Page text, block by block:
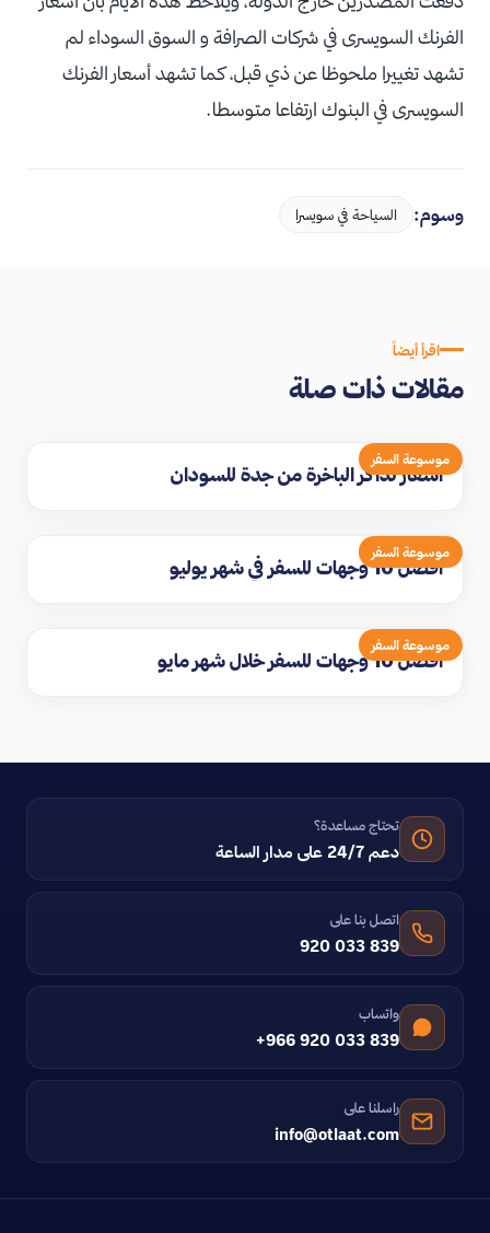
الفرنك السويسرى في شركات الصرافة و السوق السوداء لم
تشهد تغييرا ملحوظا عن ذي قبل، كما تشهد أسعار الفرنك
السويسرى في البنوك ارتفاعا متوسطا.
وسوم: السياحة في سويسرا
اقرأ أيضاً
مقالات ذات صلة
موسوعة السفر
اسعار تذاكر الباخرة من جدة للسودان
موسوعة السفر
افضل 10 وجهات للسفر في شهر يوليو
موسوعة السفر
افضل 10 وجهات للسفر خلال شهر مايو
تحتاج مساعدة؟
دعم 24/7 على مدار الساعة
اتصل بنا على
920 033 839
واتساب
+966 920 033 839
راسلنا على
info@otlaat.com